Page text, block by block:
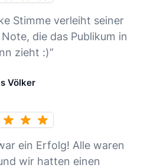
Stimme verleiht seiner
die das Publikum in
zieht :)”
Völker
ein Erfolg! Alle waren
wir hatten einen